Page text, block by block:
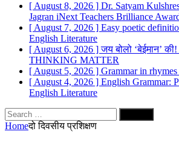
[ August 8, 2026 ] Dr. Satyam
Jagran iNext Teachers Brilliance
[ August 7, 2026 ] Easy poetic
English Literature
[ August 6, 2026 ]जय बोलो ‘बेईमान’ की!
THINKING MATTER
[ August 5, 2026 ] Grammar in rhymes
[ August 4, 2026 ] English Grammar:
English Literature
Search
for:
Homeदो दिवसीय प्रशिक्षण